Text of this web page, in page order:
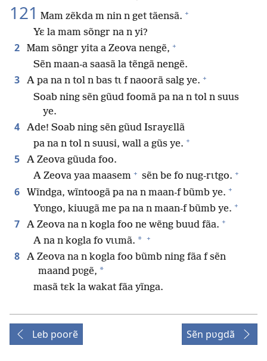
121 Mam zẽkda m nin n get tãensã. +
Yɛ la mam sõngr na n yi?
2 Mam sõngr yita a Zeova nengẽ, +
Sẽn maan-a saasã la tẽngã nengẽ.
3 A pa na n tol n bas tɩ f naoorã salg ye. +
Soab ning sẽn gũud foomã pa na n tol n suus
ye.
4
Ade! Soab ning sẽn gũud Israyɛllã
pa na n tol n suusi, wall a gũs ye. +
5
A Zeova gũuda foo.
A Zeova yaa maasem + sẽn be fo nug-rɩtgo. +
6 Wĩndga, wĩntoogã pa na n maan-f bũmb ye. +
Yʋngo, kiuugã me pa na n maan-f bũmb ye. +
7 A Zeova na n kogla foo ne wẽng buud fãa. +
A na n kogla fo vɩɩmã. * +
8
A Zeova na n kogla foo bũmb ning fãa f sẽn
maand pʋgẽ, *
masã tɛk la wakat fãa yĩnga.
Leb poorẽ Sẽn pʋgdã